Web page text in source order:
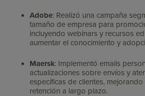
Adobe: Realizó una campaña
tamaño de empresa para
incluyendo webinars y recursos
aumentar el conocimiento y
Maersk: Implementó emails
actualizaciones sobre envíos y
específicas de clientes,
retención a largo plazo.